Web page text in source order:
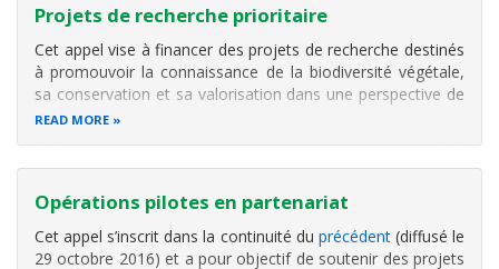
Projets de recherche prioritaire
Cet appel vise à financer des projets de recherche destinés
à promouvoir la connaissance de la biodiversité végétale,
sa conservation et sa valorisation dans une perspective de
développement durable.
Pour être éligibles, les projets devront :
READ MORE
Opérations pilotes en partenariat
Cet appel s’inscrit dans la continuité du précédent(diffusé le
29 octobre 2016) et a pour objectif de soutenir des projets